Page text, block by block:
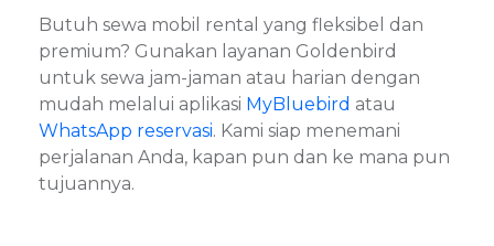
Butuh sewa mobil rental yang fleksibel dan
premium? Gunakan layanan Goldenbird
untuk sewa jam-jaman atau harian dengan
mudah melalui aplikasi MyBluebird atau
WhatsApp reservasi. Kami siap menemani
perjalanan Anda, kapan pun dan ke mana pun
tujuannya.